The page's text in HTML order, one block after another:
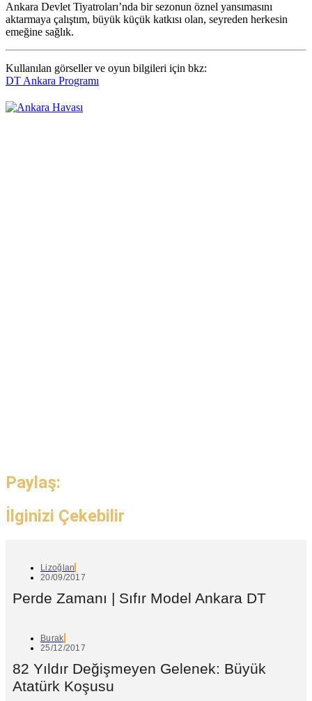
Ankara Devlet Tiyatroları’nda bir sezonun öznel yansımasını
aktarmaya çalıştım, büyük küçük katkısı olan, seyreden herkesin
emeğine sağlık.
Kullanılan görseller ve oyun bilgileri için bkz:
DT Ankara Programı
Paylaş:
İlginizi Çekebilir
Lizoğlan
20/09/2017
Perde Zamanı | Sıfır Model Ankara DT
Burak
25/12/2017
82 Yıldır Değişmeyen Gelenek: Büyük
Atatürk Koşusu